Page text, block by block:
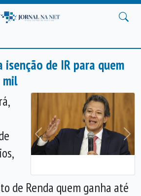
isenção de IR para quem
mil
Anterior
de Renda quem ganha até